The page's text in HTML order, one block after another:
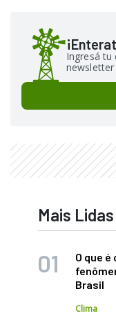
Ingresá tu
newsletter
Mais Lidas
O que
Brasil
Clima